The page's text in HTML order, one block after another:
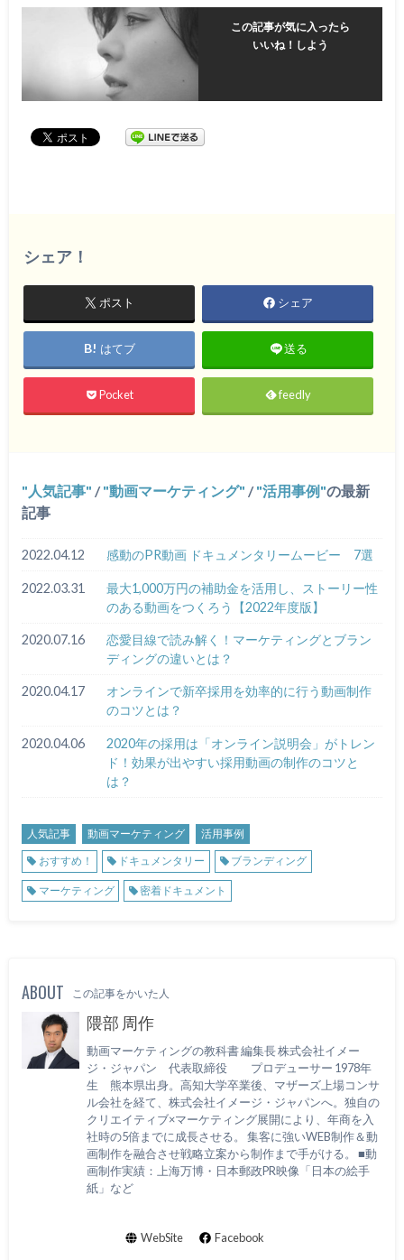
この記事が気に入ったら
いいね！しよう
シェア！
ポスト シェア
はてブ 送る
Pocket feedly
人気記事 / 動画マーケティング / 活用事例 の最新
記事
2022.04.12 感動のPR動画 ドキュメンタリームービー 7選
2022.03.31
最大1,000万円の補助金を活用し、ストーリー性
のある動画をつくろう【2022年度版】
2020.07.16
恋愛目線で読み解く！マーケティングとブラン
ディングの違いとは？
2020.04.17
オンラインで新卒採用を効率的に行う動画制作
のコツとは？
2020.04.06
2020年の採用は「オンライン説明会」がトレン
ド！効果が出やすい採用動画の制作のコツと
は？
人気記事 動画マーケティング
活用事例
おすすめ！
ドキュメンタリー ブランディング
マーケティング 密着ドキュメント
ABOUT この記事をかいた人
隈部 周作
動画マーケティングの教科書 編集長 株式会社イメー
ジ・ジャパン 代表取締役 プロデューサー 1978年
生 熊本県出身。高知大学卒業後、マザーズ上場コンサ
ル会社を経て、株式会社イメージ・ジャパンへ。独自の
クリエイティブ×マーケティング展開により、年商を入
社時の5倍までに成長させる。 集客に強いWEB制作＆動
画制作を融合させ戦略立案から制作まで手がける。 ■動
画制作実績：上海万博・日本郵政PR映像「日本の絵手
紙」など
WebSite Facebook